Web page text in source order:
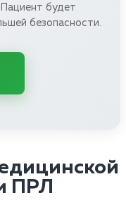
будет
безопасности.
ПРЛ